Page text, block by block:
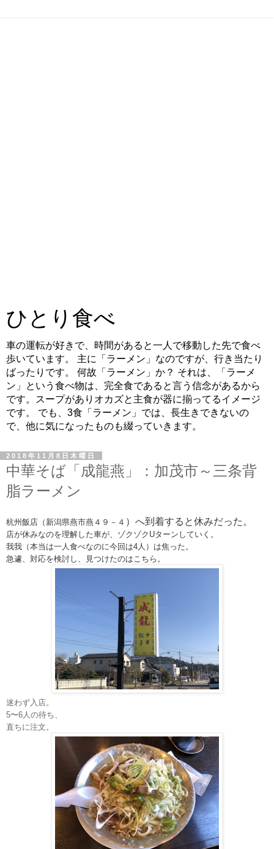
ひとり食べ
車の運転が好きで、時間があると一人で移動した先で食べ
歩いています。 主に「ラーメン」なのですが、行き当たり
ばったりです。 何故「ラーメン」か？ それは、「ラーメ
ン」という食べ物は、完全食であると言う信念があるから
です。スープがありオカズと主食が器に揃ってるイメージ
です。 でも、3食「ラーメン」では、長生きできないの
で、他に気になったものも綴っていきます。
2018年11月8日木曜日
中華そば「成龍燕」：加茂市～三条背
脂ラーメン
杭州飯店（ 新潟県燕市燕４９－４ ）へ到着すると休みだった。
店が休みなのを理解した車が、ゾクゾクUターンしていく。
我我（本当は一人食べなのに今回は4人）は焦った。
急遽、対応を検討し、見つけたのはこちら。
迷わず入店。
5〜6人の待ち、
直ちに注文。